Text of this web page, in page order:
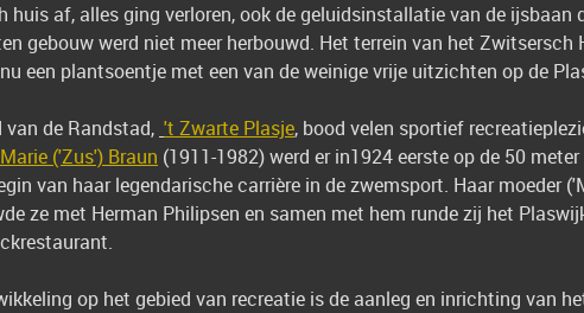
huis af, alles ging verloren, ook de geluidsinstallatie van de ijsbaan
gebouw werd niet meer herbouwd. Het terrein van het Zwitsersch
een plantsoentje met een van de weinige vrije uitzichten op de
de Randstad, 't Zwarte Plasje, bood velen sportief
Marie ('Zus') Braun (1911-1982) werd er in1924 eerste op de 50
van haar legendarische carrière in de zwemsport. Haar moeder
ze met Herman Philipsen en samen met hem runde zij het
op het gebied van recreatie is de aanleg en inrichting van